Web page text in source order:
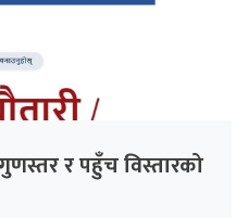
र पहुँच विस्तारको